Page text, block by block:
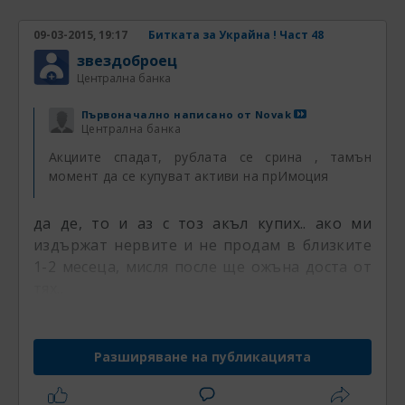
09-03-2015, 19:17 Битката за Украйна ! Част 48
звездоброец
Централна банка
Първоначално написано от Novak
Централна банка
Акциите спадат, рублата се срина , тамън
момент да се купуват активи на прИмоция
да де, то и аз с тоз акъл купих.. ако ми
издържат нервите и не продам в близките
1-2 месеца, мисля после ще ожъна доста от
Разширяване на публикацията